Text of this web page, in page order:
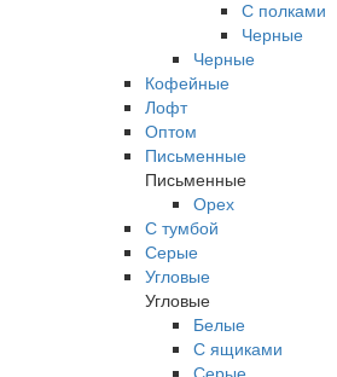
С полками
Черные
Черные
Кофейные
Лофт
Оптом
Письменные
Письменные
Орех
С тумбой
Серые
Угловые
Угловые
Белые
С ящиками